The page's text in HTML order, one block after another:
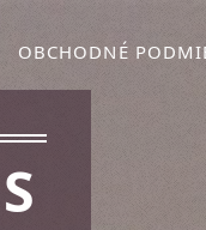
OBCHODNÉ